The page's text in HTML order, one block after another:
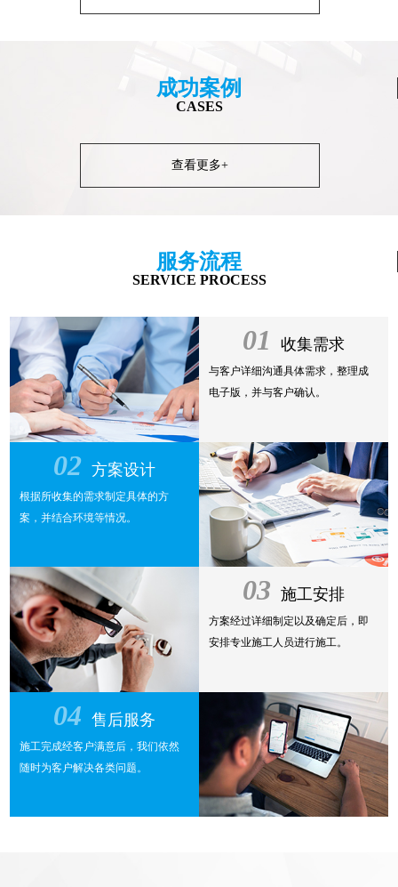
成功案例
CASES
查看更多+
服务流程
SERVICE PROCESS
01 收集需求
与客户详细沟通具体需求，整理成
电子版，并与客户确认。
02 方案设计
根据所收集的需求制定具体的方
案，并结合环境等情况。
03 施工安排
方案经过详细制定以及确定后，即
安排专业施工人员进行施工。
04 售后服务
施工完成经客户满意后，我们依然
随时为客户解决各类问题。